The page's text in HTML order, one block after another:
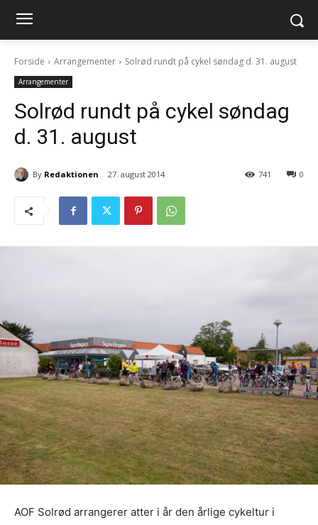
Forside Arrangementer Solrød rundt på cykel søndag d. 31. august
Arrangementer
Solrød rundt på cykel søndag
d. 31. august
By Redaktionen 27. august 2014 0
741
AOF Solrød arrangerer atter i år den årlige cykeltur i